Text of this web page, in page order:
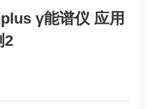
γ能谱仪 应用
2